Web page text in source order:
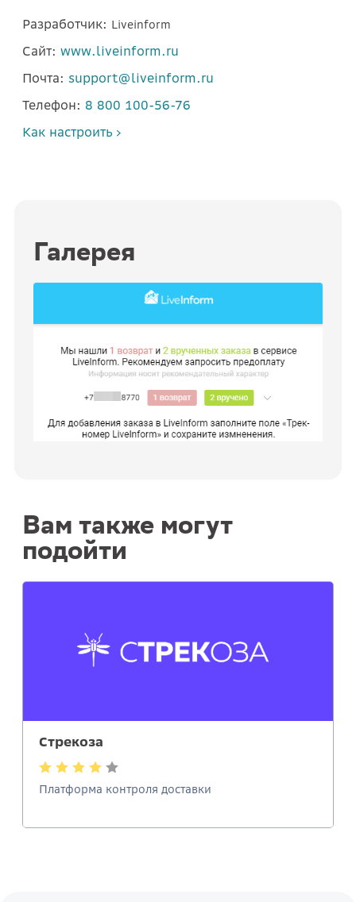
Разработчик: Liveinform
Сайт: www.liveinform.ru
Почта: support@liveinform.ru
Телефон: 8 800 100-56-76
Как настроить
Галерея
Вам также могут
подойти
Стрекоза
Платформа контроля доставки